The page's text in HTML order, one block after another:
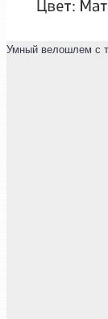
Умный велошлем с